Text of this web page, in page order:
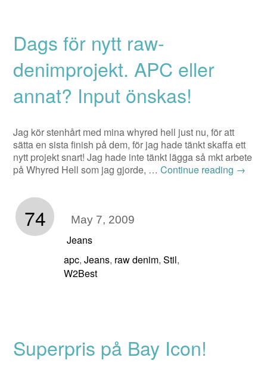
Dags för nytt raw-
denimprojekt. APC eller
annat? Input önskas!
Jag kör stenhårt med mina whyred hell just nu, för att
sätta en sista finish på dem, för jag hade tänkt skaffa ett
nytt projekt snart! Jag hade inte tänkt lägga så mkt arbete
på Whyred Hell som jag gjorde, …Continue reading →
74 May 7, 2009
Jeans
apc,Jeans, raw denim,Stil,
W2Best
Superpris på Bay Icon!